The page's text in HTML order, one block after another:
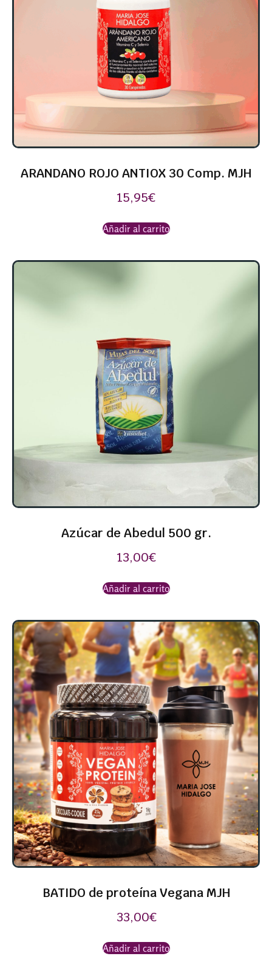
ARANDANO ROJO ANTIOX 30 Comp. MJH
15,95€
Añadir al carrito
Azúcar de Abedul 500 gr.
13,00€
Añadir al carrito
BATIDO de proteína Vegana MJH
33,00€
Añadir al carrito